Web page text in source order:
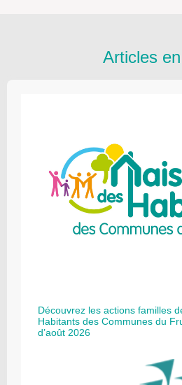
Articles
Découvrez les actions familles
Habitants des Communes du
d’août 2026